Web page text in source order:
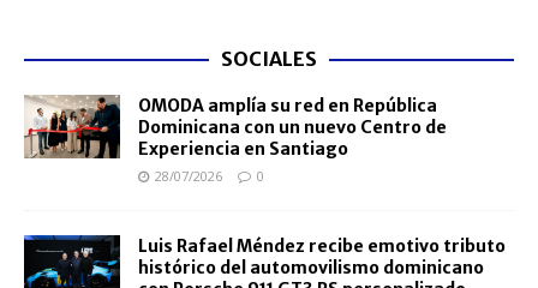
SOCIALES
OMODA amplía su red en República
Dominicana con un nuevo Centro de
Experiencia en Santiago
28/07/2026 0
Luis Rafael Méndez recibe emotivo tributo
histórico del automovilismo dominicano